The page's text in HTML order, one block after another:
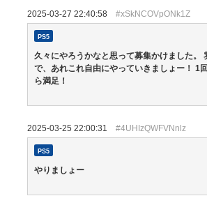
2025-03-27 22:40:58 #xSkNCOVpONk1Z
PS5
久々にやろうかなと思って募集かけました。
で、あれこれ自由にやっていきましょー！ 1
ら満足！
2025-03-25 22:00:31 #4UHIzQWFVNnlz
PS5
やりましょー